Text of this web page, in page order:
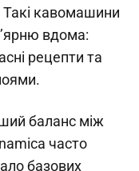
Такі кавомашини
вдома:
рецепти та
баланс між
часто
базових